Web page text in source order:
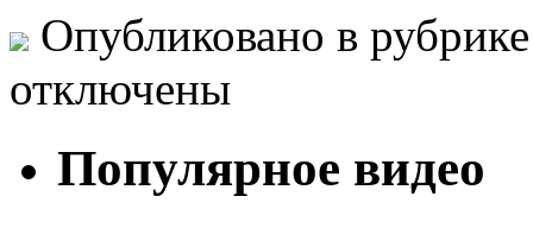
Опубликовано в
отключены
Популярное видео